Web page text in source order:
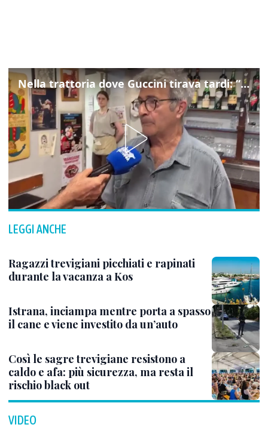
Nella trattoria dove Guccini tirava tardi: “Qua viveva di notte”
LEGGI ANCHE
Ragazzi trevigiani picchiati e rapinati
durante la vacanza a Kos
Istrana, inciampa mentre porta a spasso
il cane e viene investito da un’auto
Così le sagre trevigiane resistono a
caldo e afa: più sicurezza, ma resta il
rischio black out
VIDEO